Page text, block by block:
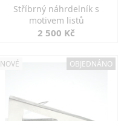
Stříbrný náhrdelník s
motivem listů
2 500 Kč
NOVÉ OBJEDNÁNO